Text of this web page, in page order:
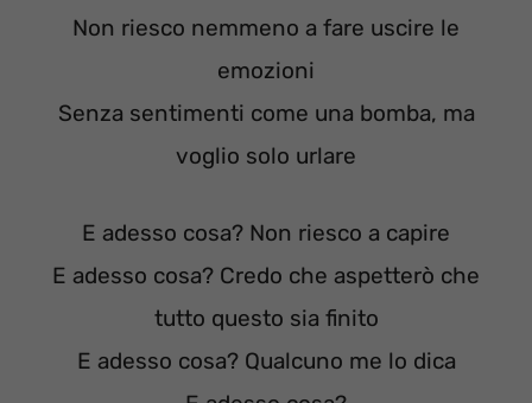
Non riesco nemmeno a fare uscire le
emozioni
Senza sentimenti come una bomba, ma
voglio solo urlare
E adesso cosa? Non riesco a capire
E adesso cosa? Credo che aspetterò che
tutto questo sia finito
E adesso cosa? Qualcuno me lo dica